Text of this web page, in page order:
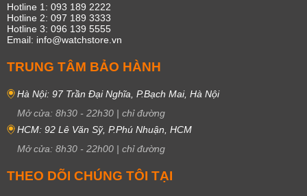
Hotline 1: 093 189 2222
Hotline 2: 097 189 3333
Hotline 3: 096 139 5555
Email: info@watchstore.vn
TRUNG TÂM BẢO HÀNH
Hà Nội: 97 Trần Đại Nghĩa, P.Bạch Mai, Hà Nội
Mở cửa: 8h30 - 22h30 | chỉ đường
HCM: 92 Lê Văn Sỹ, P.Phú Nhuận, HCM
Mở cửa: 8h30 - 22h00 | chỉ đường
THEO DÕI CHÚNG TÔI TẠI